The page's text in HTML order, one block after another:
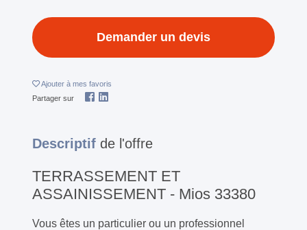
Demander un devis
Ajouter à mes favoris
Partager sur
Descriptif de l'offre
TERRASSEMENT ET
ASSAINISSEMENT - Mios 33380
Vous êtes un particulier ou un professionnel